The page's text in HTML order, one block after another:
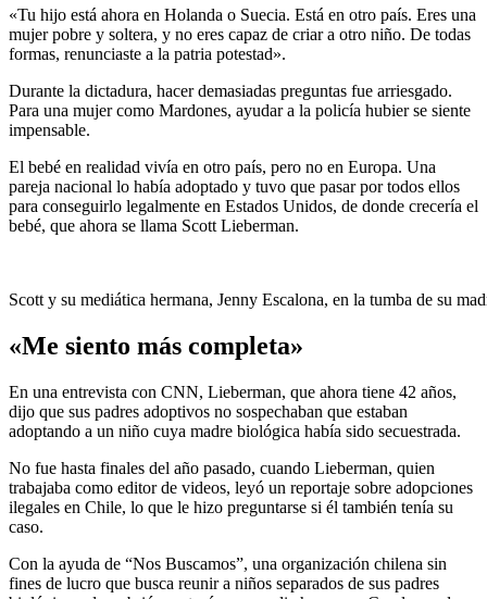
«Tu hijo está ahora en Holanda o Suecia. Está en otro país. Eres una
mujer pobre y soltera, y no eres capaz de criar a otro niño. De todas
formas, renunciaste a la patria potestad».
Durante la dictadura, hacer demasiadas preguntas fue arriesgado.
Para una mujer como Mardones, ayudar a la policía hubier se siente
impensable.
El bebé en realidad vivía en otro país, pero no en Europa. Una
pareja nacional lo había adoptado y tuvo que pasar por todos ellos
para conseguirlo legalmente en Estados Unidos, de donde crecería el
bebé, que ahora se llama Scott Lieberman.
Scott y su mediática hermana, Jenny Escalona, ​​en la tumba de su
«Me siento más completa»
En una entrevista con CNN, Lieberman, que ahora tiene 42 años,
dijo que sus padres adoptivos no sospechaban que estaban
adoptando a un niño cuya madre biológica había sido secuestrada.
No fue hasta finales del año pasado, cuando Lieberman, quien
trabajaba como editor de videos, leyó un reportaje sobre adopciones
ilegales en Chile, lo que le hizo preguntarse si él también tenía su
caso.
Con la ayuda de “Nos Buscamos”, una organización chilena sin
fines de lucro que busca reunir a niños separados de sus padres